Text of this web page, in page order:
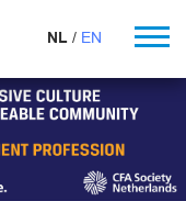
NL EN